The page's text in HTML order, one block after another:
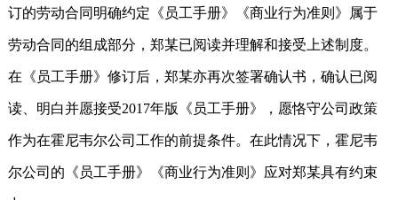
订的劳动合同明确约定《员工手册》《商业行为准则》属于
劳动合同的组成部分，郑某已阅读并理解和接受上述制度。
在《员工手册》修订后，郑某亦再次签署确认书，确认已阅
读、明白并愿接受2017年版《员工手册》，愿恪守公司政策
作为在霍尼韦尔公司工作的前提条件。在此情况下，霍尼韦
尔公司的《员工手册》《商业行为准则》应对郑某具有约束